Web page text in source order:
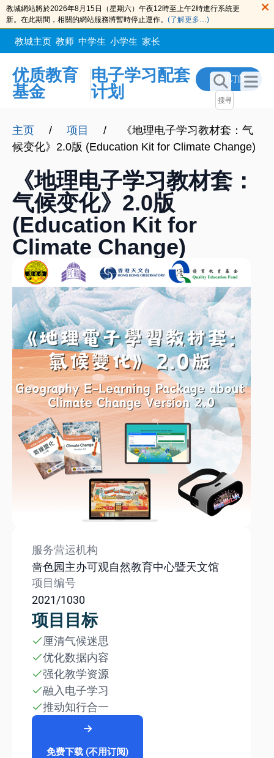
教城網站將於2026年8月15日（星期六）午夜12時至上午2時進行系統更
新。在此期間，相關的網站服務將暫時停止運作。 (了解更多…)
教城主页 教师 中学生 小学生 家长
优质教育
基金
电子学习配套
计划
立即订阅
主页 / 项目 /
《地理电子学习教材套：气
候变化》2.0版 (Education Kit for Climate Change)
《地理电子学习教材套：
气候变化》2.0版
(Education Kit for
Climate Change)
服务营运机构
啬色园主办可观自然教育中心暨天文馆
项目编号
2021/1030
项目目标
厘清气候迷思
优化数据内容
强化教学资源
融入电子学习
推动知行合一
免费下载 (不用订阅)